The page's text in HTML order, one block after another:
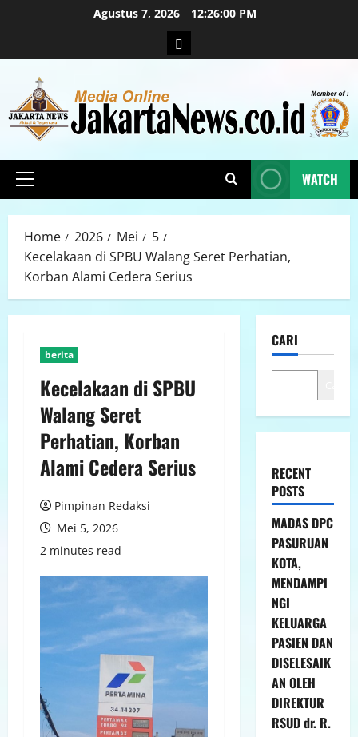
Agustus 7, 2026 12:26:01 PM
WATCH
Home 2026 Mei
5
Kecelakaan di SPBU Walang Seret Perhatian,
Korban Alami Cedera Serius
berita
Kecelakaan di SPBU
Walang Seret
Perhatian, Korban
Alami Cedera Serius
Pimpinan Redaksi
Mei 5, 2026
2 minutes read
CARI
RECENT
POSTS
MADAS DPC
PASURUAN
KOTA,
MENDAMPI
NGI
KELUARGA
PASIEN DAN
DISELESAIK
AN OLEH
DIREKTUR
RSUD dr. R.